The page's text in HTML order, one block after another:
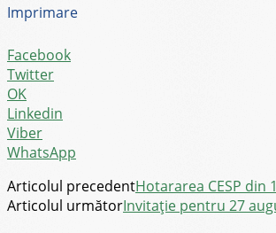
Imprimare
Facebook
Twitter
OK
Linkedin
Viber
WhatsApp
Articolul precedentHotararea CESP din
Articolul următorInvitație pentru 27